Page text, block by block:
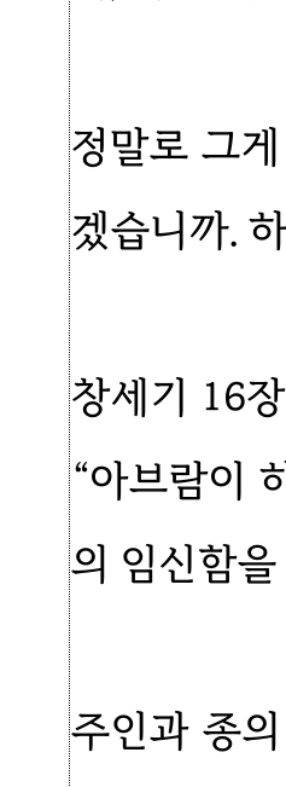
정말로 그
겠습니까.
창세기 16
“아브람이
의 임신함
주인과 종